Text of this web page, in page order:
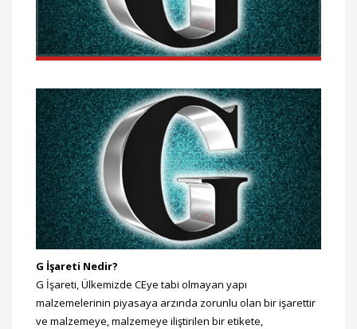
G İşareti Nedir?
G İşareti, Ülkemizde CEye tabi olmayan yapı
malzemelerinin piyasaya arzında zorunlu olan bir işarettir
ve malzemeye, malzemeye iliştirilen bir etikete,